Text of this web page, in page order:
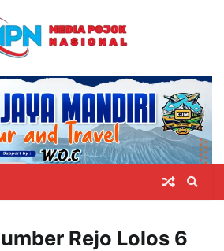
Rejo Lolos 6